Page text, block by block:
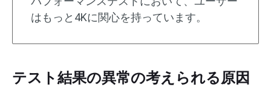
はもっと4Kに関心を持っています。
テスト結果の異常の考えられる原因